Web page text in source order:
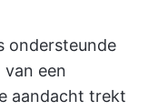
ondersteunde
een
aandacht trekt